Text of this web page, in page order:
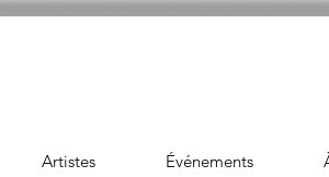
Artistes Événements